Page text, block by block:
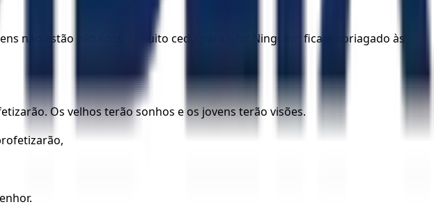
não estão bêbados. É muito cedo para isto! Ninguém fica embriagado às
Os velhos terão sonhos e os jovens terão visões.